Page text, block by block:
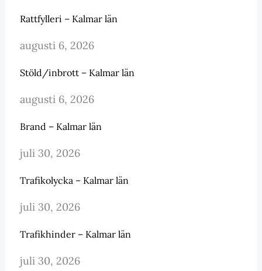
Rattfylleri – Kalmar län
augusti 6, 2026
Stöld/inbrott – Kalmar län
augusti 6, 2026
Brand – Kalmar län
juli 30, 2026
Trafikolycka – Kalmar län
juli 30, 2026
Trafikhinder – Kalmar län
juli 30, 2026